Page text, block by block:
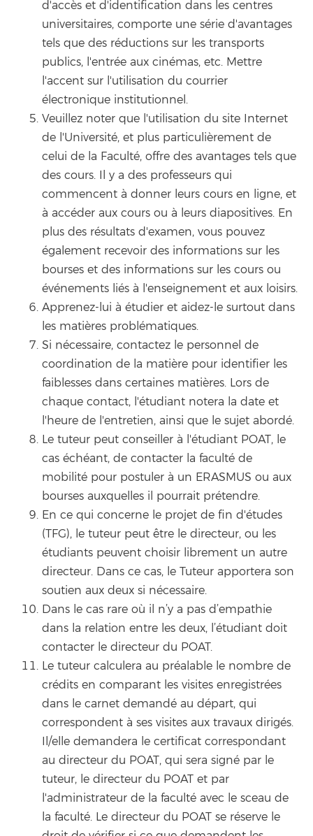
d'accès et d'identification dans les centres
universitaires, comporte une série d'avantages
tels que des réductions sur les transports
publics, l'entrée aux cinémas, etc. Mettre
l'accent sur l'utilisation du courrier
électronique institutionnel.
Veuillez noter que l'utilisation du site Internet
de l'Université, et plus particulièrement de
celui de la Faculté, offre des avantages tels que
des cours. Il y a des professeurs qui
commencent à donner leurs cours en ligne, et
à accéder aux cours ou à leurs diapositives. En
plus des résultats d'examen, vous pouvez
également recevoir des informations sur les
bourses et des informations sur les cours ou
événements liés à l'enseignement et aux loisirs.
Apprenez-lui à étudier et aidez-le surtout dans
les matières problématiques.
Si nécessaire, contactez le personnel de
coordination de la matière pour identifier les
faiblesses dans certaines matières. Lors de
chaque contact, l'étudiant notera la date et
l'heure de l'entretien, ainsi que le sujet abordé.
Le tuteur peut conseiller à l'étudiant POAT, le
cas échéant, de contacter la faculté de
mobilité pour postuler à un ERASMUS ou aux
bourses auxquelles il pourrait prétendre.
En ce qui concerne le projet de fin d'études
(TFG), le tuteur peut être le directeur, ou les
étudiants peuvent choisir librement un autre
directeur. Dans ce cas, le Tuteur apportera son
soutien aux deux si nécessaire.
Dans le cas rare où il n’y a pas d’empathie
dans la relation entre les deux, l’étudiant doit
contacter le directeur du POAT.
Le tuteur calculera au préalable le nombre de
crédits en comparant les visites enregistrées
dans le carnet demandé au départ, qui
correspondent à ses visites aux travaux dirigés.
Il/elle demandera le certificat correspondant
au directeur du POAT, qui sera signé par le
tuteur, le directeur du POAT et par
l'administrateur de la faculté avec le sceau de
la faculté. Le directeur du POAT se réserve le